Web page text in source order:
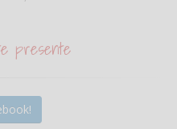
presente